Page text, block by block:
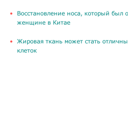
Восстановление носа, который был
женщине в Китае
Жировая ткань может стать
клеток